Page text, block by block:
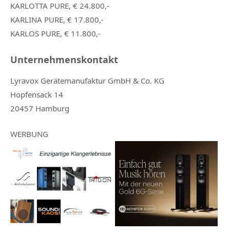
KARLOTTA PURE, € 24.800,-
KARLINA PURE, € 17.800,-
KARLOS PURE, € 11.800,-
Unternehmenskontakt
Lyravox Gerätemanufaktur GmbH & Co. KG
Hopfensack 14
20457 Hamburg
WERBUNG